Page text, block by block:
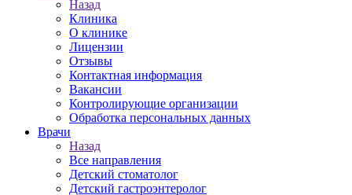
Назад
Клиника
О клинике
Лицензии
Отзывы
Контактная информация
Вакансии
Контролирующие организации
Обработка персональных данных
Врачи
Назад
Все направления
Детский стоматолог
Детский гастроэнтеролог